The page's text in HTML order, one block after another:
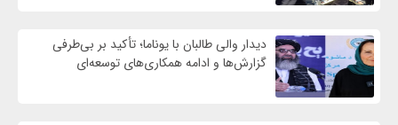
دیدار والی طالبان با یوناما؛ تأکید بر بی‌طرفی
گزارش‌ها و ادامه همکاری‌های توسعه‌ای